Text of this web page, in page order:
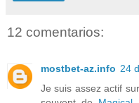
12 comentarios:
mostbet-az.info 24
Je suis assez actif